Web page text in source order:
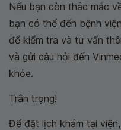
Nếu bạn còn thắc mắc
bạn có thể đến bệnh
để kiểm tra và tư vấn
và gửi câu hỏi đến
khỏe.
Trân trọng!
Để đặt lịch khám tại